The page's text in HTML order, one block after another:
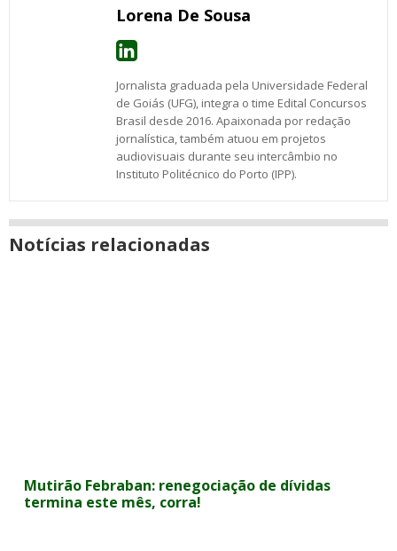
Lorena De Sousa
Jornalista graduada pela Universidade Federal
de Goiás (UFG), integra o time Edital Concursos
Brasil desde 2016. Apaixonada por redação
jornalística, também atuou em projetos
audiovisuais durante seu intercâmbio no
Instituto Politécnico do Porto (IPP).
Notícias relacionadas
Mutirão Febraban: renegociação de dívidas
termina este mês, corra!